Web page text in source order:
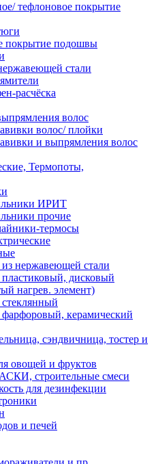
тефлоновое покрытие
покрытие подошвы
стали
расчёска
волос
волос/ плойки
и выпрямления волос
Термопоты,
ИРИТ
прочие
термосы
нержавеющей стали
дисковый
нагрев. элемент)
керамический
сэндвичница, тостер и
овощей и фруктов
строительные смеси
для дезинфекции
и печей